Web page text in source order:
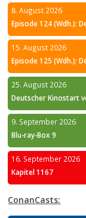
8. August 2026
Episode 124 (Wdh.):
15. August 2026
Episode 125 (Wdh.):
25. August 2026
Deutscher Kinostart
9. September 2026
Blu-ray-Box 9
16. September 2026
Kapitel 1167
ConanCasts: